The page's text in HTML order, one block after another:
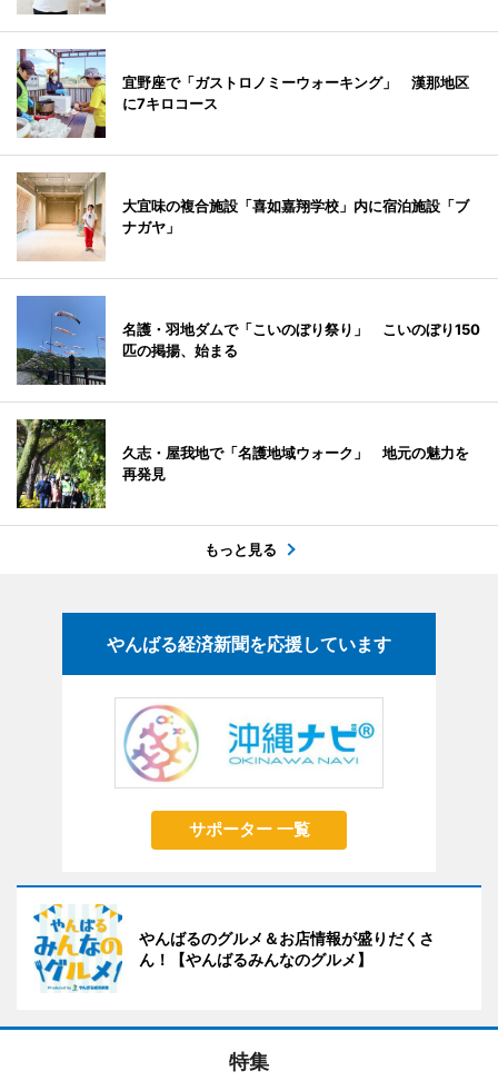
宜野座で「ガストロノミーウォーキング」 漢那地区
に7キロコース
大宜味の複合施設「喜如嘉翔学校」内に宿泊施設「ブ
ナガヤ」
名護・羽地ダムで「こいのぼり祭り」 こいのぼり150
匹の掲揚、始まる
久志・屋我地で「名護地域ウォーク」 地元の魅力を
再発見
もっと見る
やんばる経済新聞を応援しています
サポーター 一覧
やんばるのグルメ＆お店情報が盛りだくさ
ん！【やんばるみんなのグルメ】
特集